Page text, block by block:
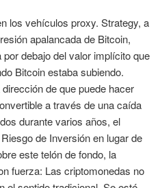
los vehículos proxy. Strategy, a
apalancada de Bitcoin,
debajo del valor implícito que
Bitcoin estaba subiendo.
de que puede hacer
a través de una caída
durante varios años, el
de Inversión en lugar de
este telón de fondo, la
fuerza: Las criptomonedas no